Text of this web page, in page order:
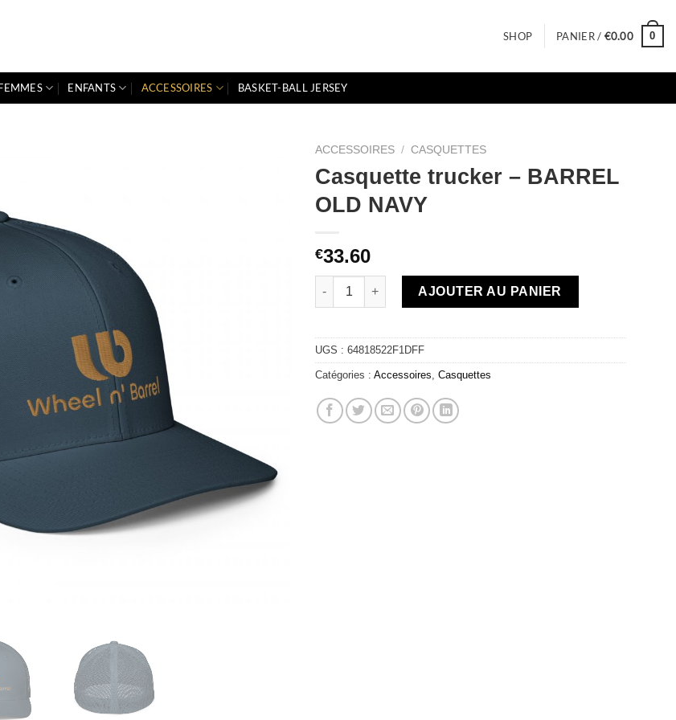
SHOP PANIER / €0.00 0
ENFANTS ACCESSOIRES BASKET-BALL JERSEY
ACCESSOIRES / CASQUETTES
Casquette trucker – BARREL
OLD NAVY
€33.60
quantité de Casquette trucker - BARREL OLD NAVY
AJOUTER AU PANIER
UGS :64818522F1DFF
Catégories :Accessoires ,Casquettes